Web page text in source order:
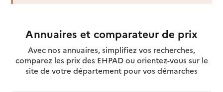
Annuaires et comparateur de prix
Avec nos annuaires, simplifiez vos recherches,
comparez les prix des EHPAD ou orientez-vous sur le
site de votre département pour vos démarches